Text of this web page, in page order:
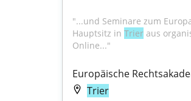
"...und Seminare zum
Hauptsitz in Trier aus
Online..."
Europäische
Trier